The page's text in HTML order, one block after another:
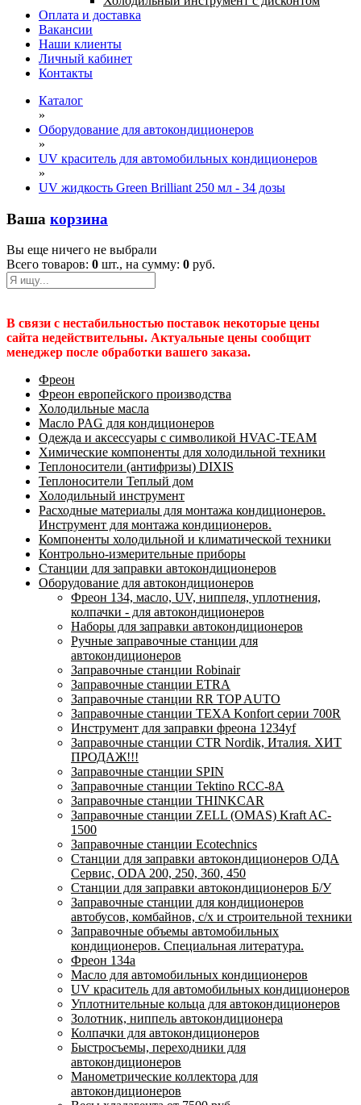
Оплата и доставка
Вакансии
Наши клиенты
Личный кабинет
Контакты
Каталог
»
Оборудование для автокондиционеров
»
UV краситель для автомобильных кондиционеров
»
UV жидкость Green Brilliant 250 мл - 34 дозы
Ваша корзина
Вы еще ничего не выбрали
Всего товаров: 0 шт., на сумму: 0 руб.
В связи с нестабильностью поставок некоторые цены
сайта недействительны. Актуальные цены сообщит
менеджер после обработки вашего заказа.
Фреон
Фреон европейского производства
Холодильные масла
Масло PAG для кондиционеров
Одежда и аксессуары с символикой HVAC-TEAM
Химические компоненты для холодильной техники
Теплоносители (антифризы) DIXIS
Теплоносители Теплый дом
Холодильный инструмент
Расходные материалы для монтажа кондиционеров.
Инструмент для монтажа кондиционеров.
Компоненты холодильной и климатической техники
Контрольно-измерительные приборы
Станции для заправки автокондиционеров
Оборудование для автокондиционеров
Фреон 134, масло, UV, ниппеля, уплотнения,
колпачки - для автокондиционеров
Наборы для заправки автокондиционеров
Ручные заправочные станции для
автокондиционеров
Заправочные станции Robinair
Заправочные станции ETRA
Заправочные станции RR TOP AUTO
Заправочные станции TEXA Konfort серии 700R
Инструмент для заправки фреона 1234yf
Заправочные станции CTR Nordik, Италия. ХИТ
ПРОДАЖ!!!
Заправочные станции SPIN
Заправочные станции Tektino RCC-8A
Заправочные станции THINKCAR
Заправочные станции ZELL (OMAS) Kraft AC-
1500
Заправочные станции Ecotechnics
Станции для заправки автокондиционеров ОДА
Сервис, ODA 200, 250, 360, 450
Станции для заправки автокондиционеров Б/У
Заправочные станции для кондиционеров
автобусов, комбайнов, с/х и строительной техники
Заправочные объемы автомобильных
кондиционеров. Специальная литература.
Фреон 134a
Масло для автомобильных кондиционеров
UV краситель для автомобильных кондиционеров
Уплотнительные кольца для автокондиционеров
Золотник, ниппель автокондиционера
Колпачки для автокондиционеров
Быстросъемы, переходники для
автокондиционеров
Манометрические коллектора для
автокондиционеров